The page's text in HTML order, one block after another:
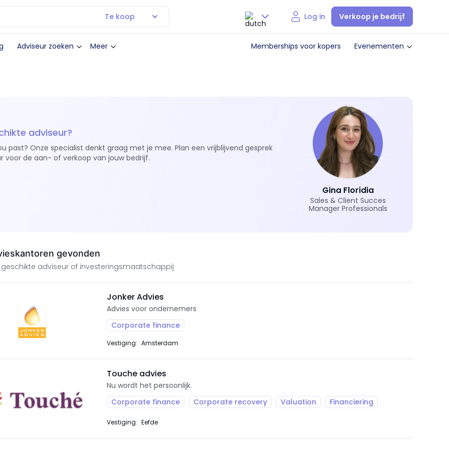
Te koop
Nederlands
Log in Verkoop je bedrijf
Adviseur zoeken Meer Memberships voor kopers Evenementen
adviseur?
past? Onze specialist denkt graag met je mee. Plan een vrijblijvend gesprek
voor de aan- of verkoop van jouw bedrijf.
Gina Floridia
Sales & Client Succes
Manager Professionals
gevonden
geschikte adviseur of investeringsmaatschappij
Jonker Advies
Advies voor ondernemers
Corporate finance
Vestiging: Amsterdam
Touche advies
Nu wordt het persoonlijk.
Corporate finance
Corporate recovery Valuation Financiering
Vestiging: Eefde